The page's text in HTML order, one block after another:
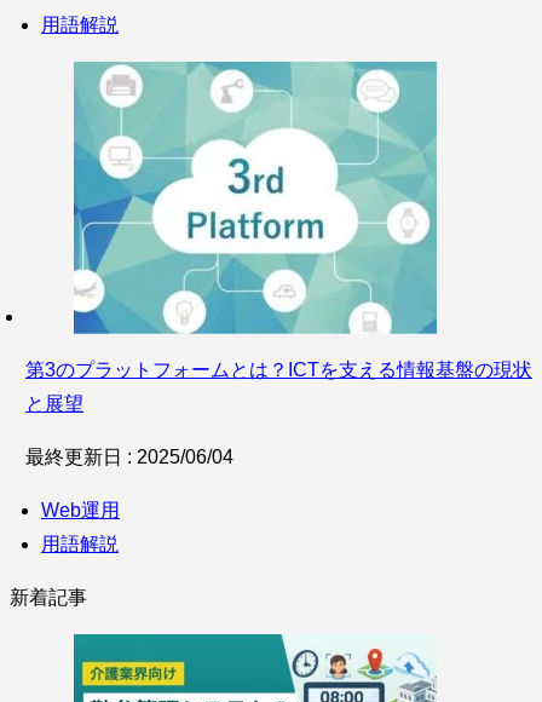
用語解説
第3のプラットフォームとは？ICTを支える情報基盤の現状
と展望
最終更新日 : 2025/06/04
Web運用
用語解説
新着記事